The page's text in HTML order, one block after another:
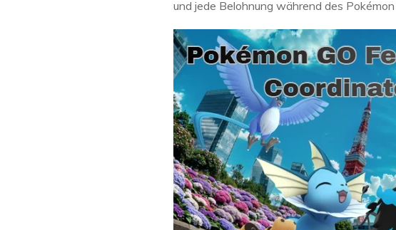
und jede Belohnung während des